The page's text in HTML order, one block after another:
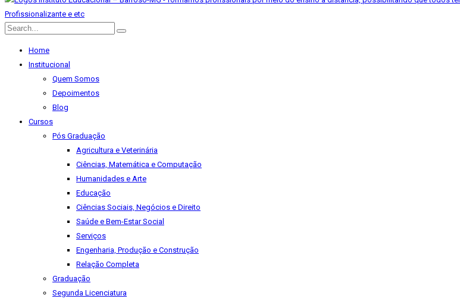
Home
Institucional
Quem Somos
Depoimentos
Blog
Cursos
Pós Graduação
Agricultura e Veterinária
Ciências, Matemática e Computação
Humanidades e Arte
Educação
Ciências Sociais, Negócios e Direito
Saúde e Bem-Estar Social
Serviços
Engenharia, Produção e Construção
Relação Completa
Graduação
Segunda Licenciatura